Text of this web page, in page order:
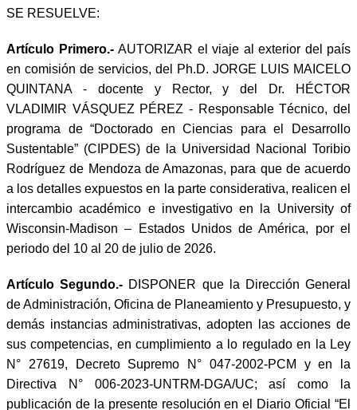
SE RESUELVE:
Artículo Primero.- AUTORIZAR el viaje al exterior del país
en comisión de servicios, del Ph.D. JORGE LUIS MAICELO
QUINTANA - docente y Rector, y del Dr. HÉCTOR
VLADIMIR VÁSQUEZ PÉREZ - Responsable Técnico, del
programa de “Doctorado en Ciencias para el Desarrollo
Sustentable” (CIPDES) de la Universidad Nacional Toribio
Rodríguez de Mendoza de Amazonas, para que de acuerdo
a los detalles expuestos en la parte considerativa, realicen el
intercambio académico e investigativo en la University of
Wisconsin-Madison – Estados Unidos de América, por el
periodo del 10 al 20 de julio de 2026.
Artículo Segundo.- DISPONER que la Dirección General
de Administración, Oficina de Planeamiento y Presupuesto, y
demás instancias administrativas, adopten las acciones de
sus competencias, en cumplimiento a lo regulado en la Ley
N° 27619, Decreto Supremo N° 047-2002-PCM y en la
Directiva N° 006-2023-UNTRM-DGA/UC; así como la
publicación de la presente resolución en el Diario Oficial “El